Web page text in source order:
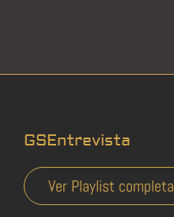
GSEntrevista
Ver Playlist completa